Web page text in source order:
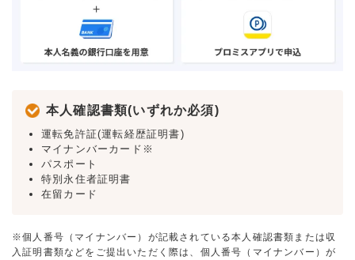
本人確認書類(いずれか必須)
運転免許証(運転経歴証明書)
マイナンバーカード※
パスポート
特別永住者証明書
在留カード
※個人番号（マイナンバー）が記載されている本人確認書類または収
入証明書類などをご提出いただく際は、個人番号（マイナンバー）が